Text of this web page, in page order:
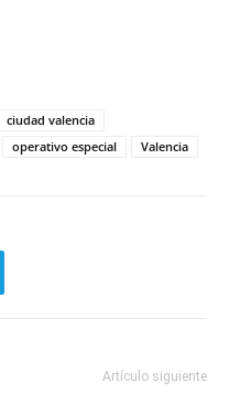
ciudad valencia
operativo especial Valencia
Artículo siguiente